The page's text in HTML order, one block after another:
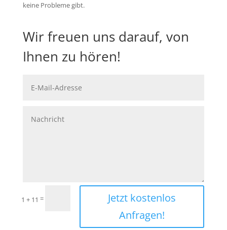
keine Probleme gibt.
Wir freuen uns darauf, von
Ihnen zu hören!
1 + 11 =
Jetzt kostenlos
Anfragen!